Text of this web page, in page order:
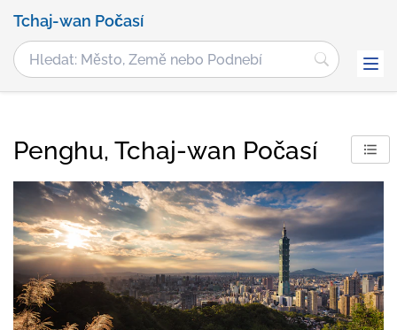
Tchaj-wan Počasí
Penghu, Tchaj-wan Počasí